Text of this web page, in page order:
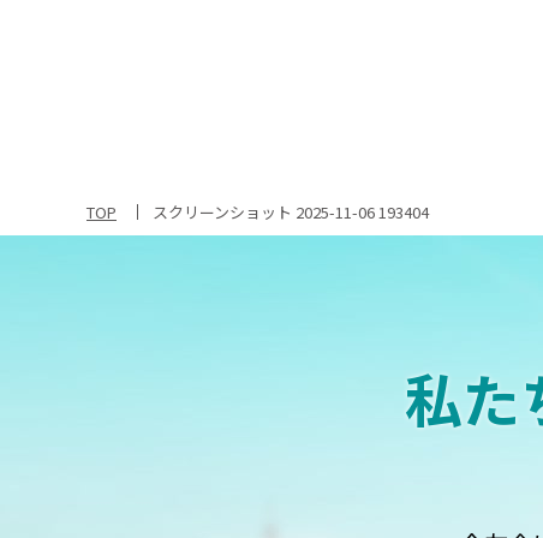
TOP スクリーンショット 2025-11-06 193404
私た